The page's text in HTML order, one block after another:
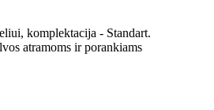
komplektacija - Standart.
atramoms ir porankiams